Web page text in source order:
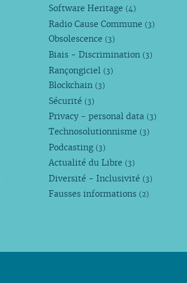
Software Heritage (4)
Radio Cause Commune (3)
Obsolescence (3)
Biais - Discrimination (3)
Rançongiciel (3)
Blockchain (3)
Sécurité (3)
Privacy - personal data (3)
Technosolutionnisme (3)
Podcasting (3)
Actualité du Libre (3)
Diversité - Inclusivité (3)
Fausses informations (2)